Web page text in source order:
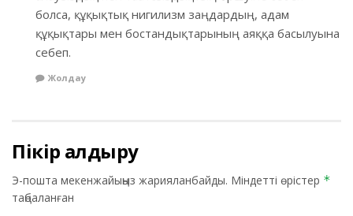
болса, құқықтық нигилизм заңдардың, адам
құқықтары мен бостандықтарының аяққа басылуына
себеп.
Жолдау
Пікір қалдыру
Э-пошта мекенжайыңыз жарияланбайды. Міндетті өрістер *
таңбаланған